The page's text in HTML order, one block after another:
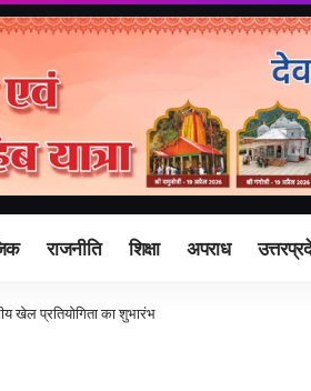
राजनीति शिक्षा अपराध
खेल प्रतियाेगिता का शुभारंभ